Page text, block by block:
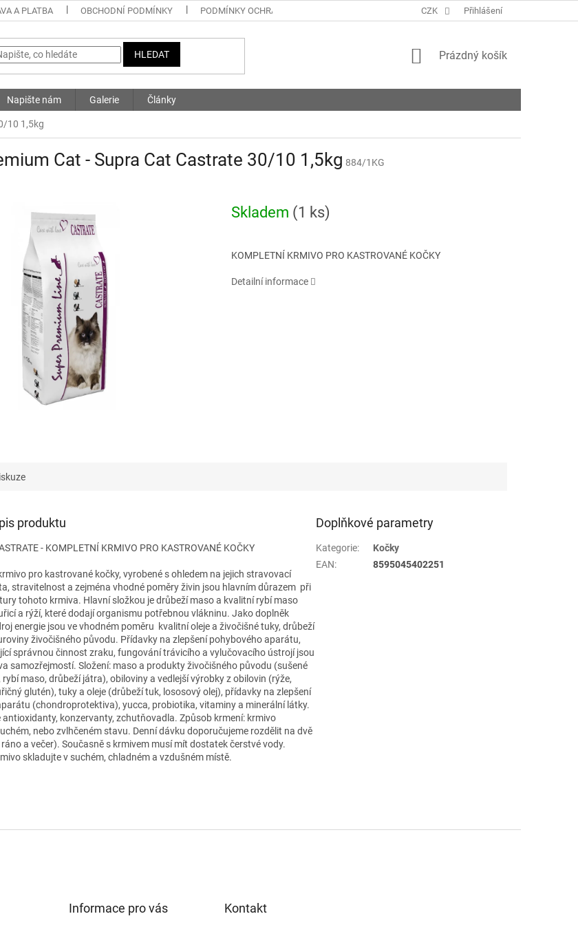
A PLATBA OBCHODNÍ PODMÍNKY PODMÍNKY OCHRANY OSOBNÍCH ÚDAJŮ KONTAKTY NAPIŠTE NÁM
CZK Přihlášení
HLEDAT
NÁKUPNÍ
Prázdný košík
Napište nám Galerie Články
10 1,5kg
Cat - Supra Cat Castrate 30/10 1,5kg 884/1KG
Skladem (1 ks)
KOMPLETNÍ KRMIVO PRO KASTROVANÉ KOČKY
Detailní informace
produktu
- KOMPLETNÍ KRMIVO PRO KASTROVANÉ KOČKY
pro kastrované kočky, vyrobené s ohledem na jejich stravovací
stravitelnost a zejména vhodné poměry živin jsou hlavním důrazem při
tohoto krmiva. Hlavní složkou je drůbeží maso a kvalitní rybí maso
a rýží, které dodají organismu potřebnou vlákninu. Jako doplněk
energie jsou ve vhodném poměru kvalitní oleje a živočišné tuky, drůbeží
živočišného původu. Přídavky na zlepšení pohybového aparátu,
správnou činnost zraku, fungování trávicího a vylučovacího ústrojí jsou
samozřejmostí. Složení: maso a produkty živočišného původu (sušené
maso, drůbeží játra), obiloviny a vedlejší výrobky z obilovin (rýže,
glutén), tuky a oleje (drůbeží tuk, lososový olej), přídavky na zlepšení
(chondroprotektiva), yucca, probiotika, vitaminy a minerální látky.
antioxidanty, konzervanty, zchutňovadla. Způsob krmení: krmivo
nebo zvlhčeném stavu. Denní dávku doporučujeme rozdělit na dvě
a večer). Současně s krmivem musí mít dostatek čerstvé vody.
skladujte v suchém, chladném a vzdušném místě.
Doplňkové parametry
Kategorie:
Kočky
EAN: 8595045402251
Informace pro vás Kontakt